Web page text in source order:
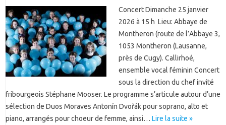
Concert Dimanche 25 janvier
2026 à 15 h Lieu: Abbaye de
Montheron (route de l’Abbaye 3,
1053 Montheron (Lausanne,
près de Cugy). Callirhoé,
ensemble vocal féminin Concert
sous la direction du chef invité
fribourgeois Stéphane Mooser. Le programme s’articule autour d’une
sélection de Duos Moraves Antonín Dvořák pour soprano, alto et
piano, arrangés pour choeur de femme, ainsi… Lire la suite »